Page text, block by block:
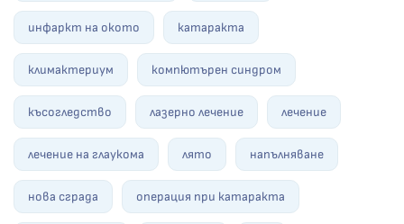
инфаркт на окото катаракта
климактериум компютърен синдром
късогледство лазерно лечение лечение
лечение на глаукома лято напълняване
нова сграда операция при катаракта